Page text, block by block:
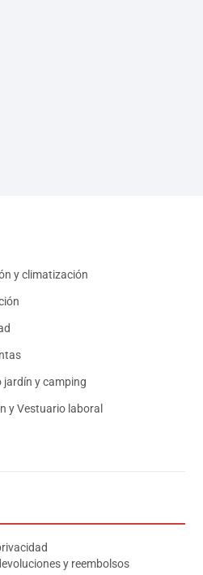
y climatización
jardín y camping
y Vestuario laboral
y reembolsos